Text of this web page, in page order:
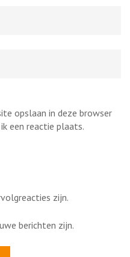
opslaan in deze browser
een reactie plaats.
zijn.
berichten zijn.